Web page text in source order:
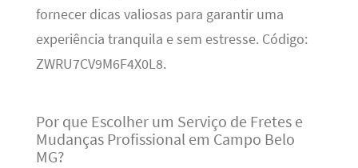
fornecer dicas valiosas para garantir uma
experiência tranquila e sem estresse. Código:
ZWRU7CV9M6F4X0L8.
Por que Escolher um Serviço de Fretes e
Mudanças Profissional em Campo Belo
MG?